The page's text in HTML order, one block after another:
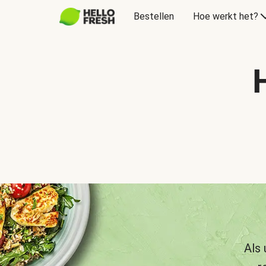
Bestellen Hoe werkt het?
Als